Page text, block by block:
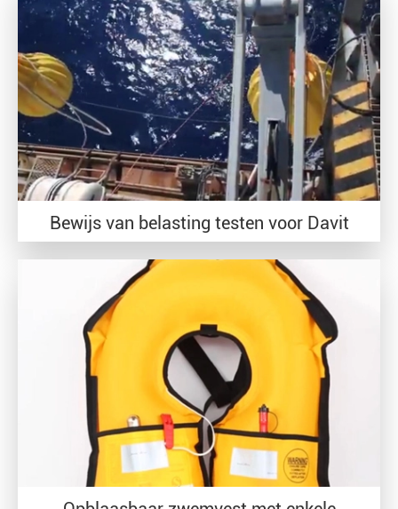
Bewijs van belasting testen voor Davit